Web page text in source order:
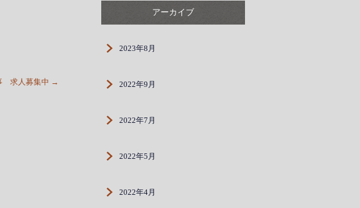
求人募集中 →
アーカイブ
2023年8月
2022年9月
2022年7月
2022年5月
2022年4月